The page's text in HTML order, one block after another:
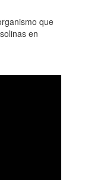
que
en